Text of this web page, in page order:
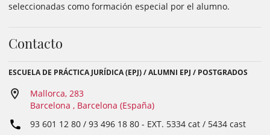
seleccionadas como formación especial por el alumno.
Contacto
ESCUELA DE PRÁCTICA JURÍDICA (EPJ) / ALUMNI EPJ / POSTGRADOS
Mallorca, 283
Barcelona , Barcelona (España)
93 601 12 80 / 93 496 18 80 - EXT. 5334 cat / 5434 cast